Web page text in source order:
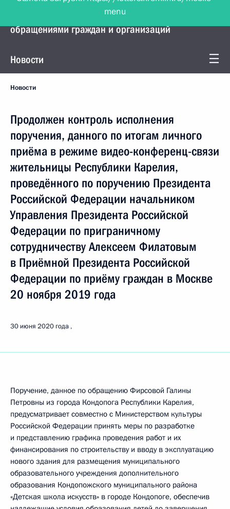
Управление Президента по работе с
обращениями граждан и организаций
Новости
Новости
Продолжен контроль исполнения
поручения, данного по итогам личного
приёма в режиме видео-конференц-связи
жительницы Республики Карелия,
проведённого по поручению Президента
Российской Федерации начальником
Управления Президента Российской
Федерации по приграничному
сотрудничеству Алексеем Филатовым
в Приёмной Президента Российской
Федерации по приёму граждан в Москве
20 ноября 2019 года
30 июня 2020 года
Поручение, данное по обращению Фирсовой Галины
Петровны из города Кондопога Республики Карелия,
предусматривает совместно с Министерством культуры
Российской Федерации принять меры по разработке
и представлению графика проведения работ и их
финансирования по строительству и вводу в эксплуатацию
нового здания для размещения муниципального
образовательного учреждения дополнительного
образования Кондопожского муниципального района
«Детская школа искусств» в городе Кондопоге, обеспечив
menu